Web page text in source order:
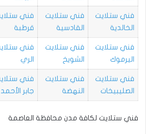
فني ستلايت
الخالدية
فني ستلايت
القادسية
فني
قرطبة
فني ستلايت
اليرموك
فني ستلايت
الشويخ
فني
الري
فني ستلايت
الصليبيخات
فني ستلايت
النهضة
فني
جابر الأحمد
فني ستلايت لكافة مدن محافظة العاصمة